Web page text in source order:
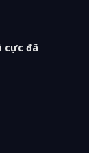
cực đã